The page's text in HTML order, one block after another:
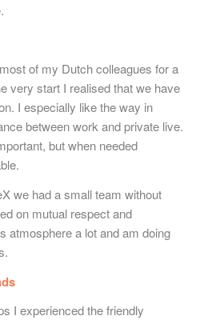
of my Dutch colleagues for a
very start I realised that we have
I especially like the way in
between work and private live.
but when needed
we had a small team without
on mutual respect and
atmosphere a lot and am doing
I experienced the friendly